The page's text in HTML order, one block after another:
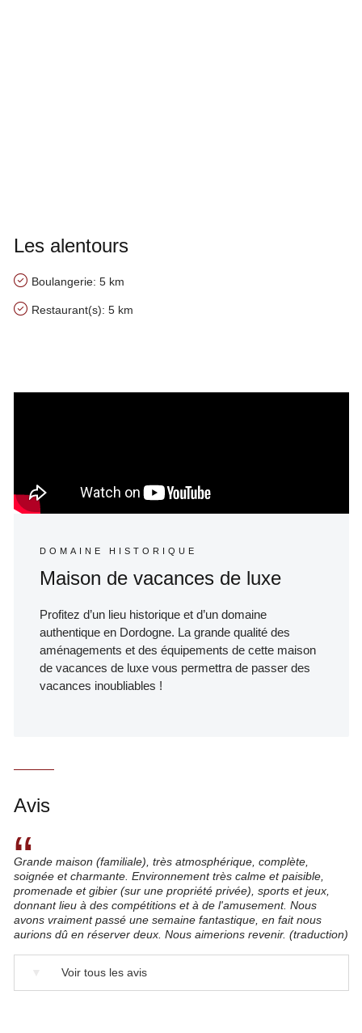
Les alentours
Boulangerie: 5 km
Restaurant(s): 5 km
DOMAINE HISTORIQUE
Maison de vacances de luxe
Profitez d’un lieu historique et d’un domaine
authentique en Dordogne. La grande qualité des
aménagements et des équipements de cette maison
de vacances de luxe vous permettra de passer des
vacances inoubliables !
Avis
“
Grande maison (familiale), très atmosphérique, complète,
soignée et charmante. Environnement très calme et paisible,
promenade et gibier (sur une propriété privée), sports et jeux,
donnant lieu à des compétitions et à de l'amusement. Nous
avons vraiment passé une semaine fantastique, en fait nous
aurions dû en réserver deux. Nous aimerions revenir. (traduction)
Voir tous les avis